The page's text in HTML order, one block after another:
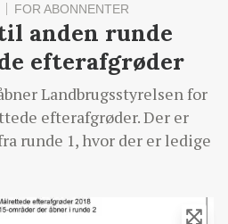
FOR ABONNENTER
anden runde
efterafgrøder
Landbrugsstyrelsen for
efterafgrøder. Der er
runde 1, hvor der er ledige